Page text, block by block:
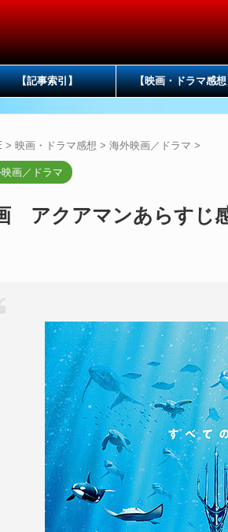
【記事索引】 【映画・ドラマ感想
> 映画・ドラマ感想 > 海外映画／ドラマ >
画／ドラマ
アクアマンあらすじ